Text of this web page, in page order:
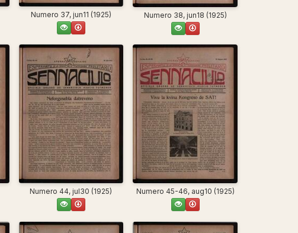
Numero 37, jun11 (1925) Numero 38, jun18 (1925)
Numero 44, jul30 (1925) Numero 45-46, aug10 (1925)